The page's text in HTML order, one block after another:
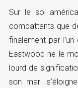
Sur le sol
combattants que
finalement par l’un
Eastwood ne le
lourd de
son mari